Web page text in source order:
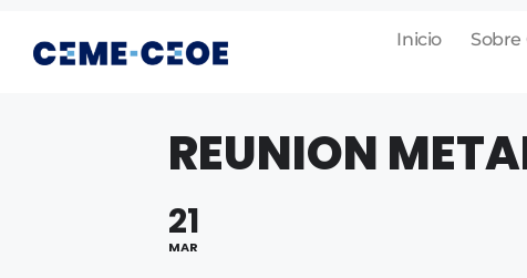
Inicio Sobre
REUNION
21
MAR